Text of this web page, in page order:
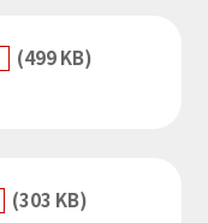
(499 KB)
(303 KB)